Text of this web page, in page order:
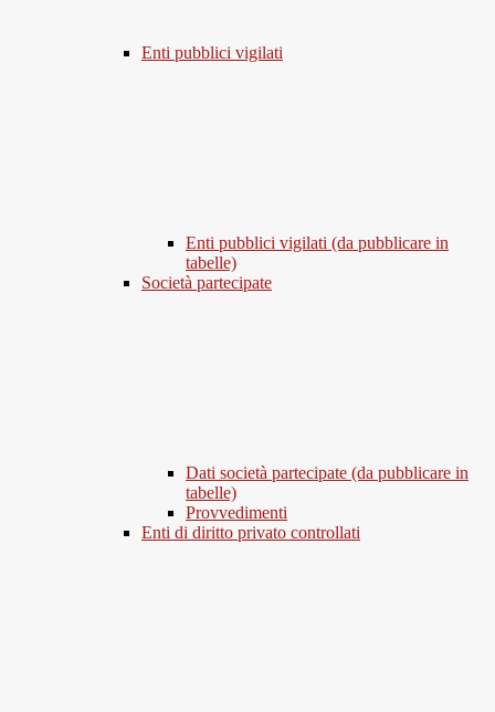
Enti pubblici vigilati
Enti pubblici vigilati (da pubblicare in
tabelle)
Società partecipate
Dati società partecipate (da pubblicare in
tabelle)
Provvedimenti
Enti di diritto privato controllati